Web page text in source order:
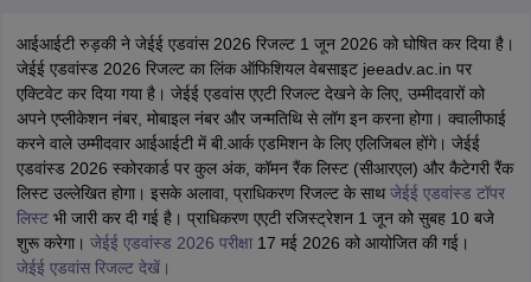
आईआईटी रुड़की ने जेईई एडवांस 2026 रिजल्ट 1 जून 2026 को घोषित कर दिया है।
जेईई एडवांस्ड 2026 रिजल्ट का लिंक ऑफिशियल वेबसाइट jeeadv.ac.in पर
एक्टिवेट कर दिया गया है। जेईई एडवांस एएटी रिजल्ट देखने के लिए, उम्मीदवारों को
अपने एप्लीकेशन नंबर, मोबाइल नंबर और जन्मतिथि से लॉग इन करना होगा। क्वालीफाई
करने वाले उम्मीदवार आईआईटी में बी.आर्क एडमिशन के लिए एलिजिबल होंगे। जेईई
एडवांस्ड 2026 स्कोरकार्ड पर कुल अंक, कॉमन रैंक लिस्ट (सीआरएल) और कैटेगरी रैंक
लिस्ट उल्लेखित होगा। इसके अलावा, प्राधिकरण रिजल्ट के साथजेईई एडवांस्ड टॉपर
लिस्टभी जारी कर दी गई है। प्राधिकरण एएटी रजिस्ट्रेशन 1 जून को सुबह 10 बजे
शुरू करेगा। जेईई एडवांस्ड 2026 परीक्षा17 मई 2026 को आयोजित की गई।
जेईई एडवांस रिजल्ट देखें।